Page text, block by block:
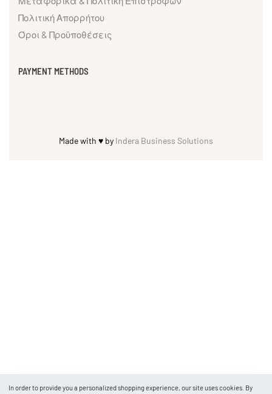
Πολιτική Απορρήτου
Όροι & Προϋποθέσεις
PAYMENT METHODS
Made with ♥ by Indera Business Solutions
In order to provide you a personalized shopping experience, our site uses cookies. By